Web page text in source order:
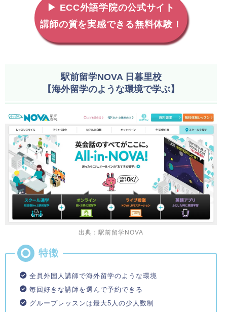
▶ ECC外語学院の公式サイト
講師の質を実感できる無料体験！
駅前留学NOVA 日暮里校
【海外留学のような環境で学ぶ】
出典：駅前留学NOVA
全員外国人講師で海外留学のような環境
毎回好きな講師を選んで予約できる
グループレッスンは最大5人の少人数制